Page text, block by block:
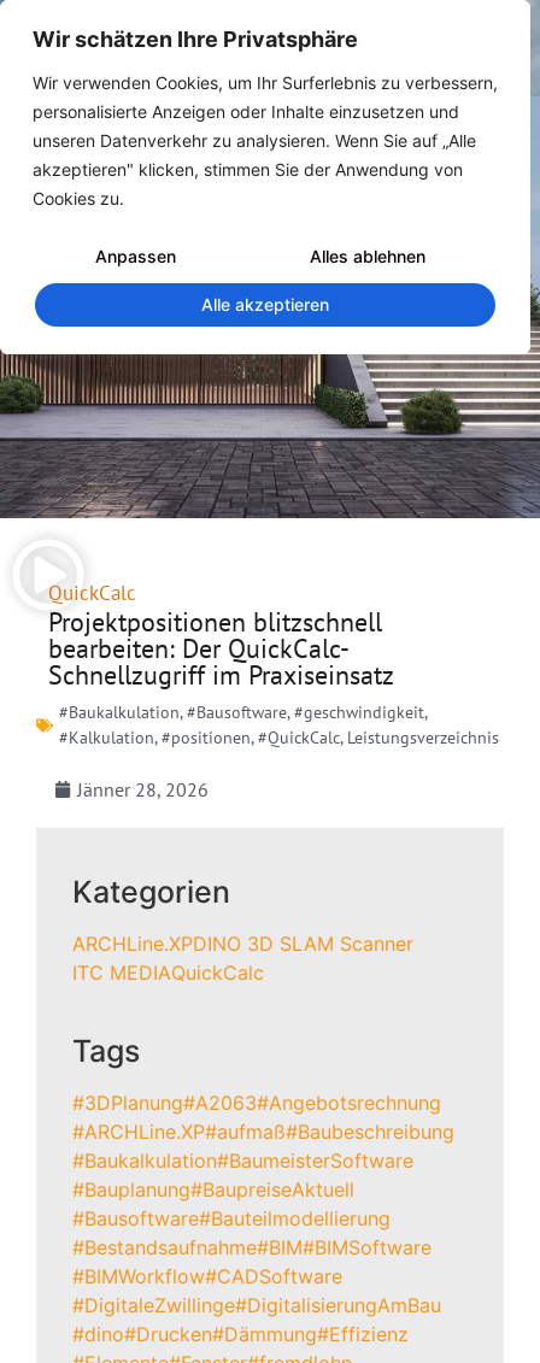
Wir schätzen Ihre Privatsphäre
Wir verwenden Cookies, um Ihr Surferlebnis zu verbessern,
personalisierte Anzeigen oder Inhalte einzusetzen und
unseren Datenverkehr zu analysieren. Wenn Sie auf „Alle
akzeptieren" klicken, stimmen Sie der Anwendung von
Cookies zu.
Anpassen Alles ablehnen
Alle akzeptieren
#positionen
QuickCalc
Projektpositionen blitzschnell
bearbeiten: Der QuickCalc-
Schnellzugriff im Praxiseinsatz
#Baukalkulation,#Bausoftware,#geschwindigkeit,
#Kalkulation,#positionen,#QuickCalc, Leistungsverzeichnis
Jänner 28, 2026
Kategorien
ARCHLine.XPDINO 3D SLAM Scanner
ITC MEDIAQuickCalc
Tags
#3DPlanung#A2063#Angebotsrechnung
#ARCHLine.XP#aufmaß#Baubeschreibung
#Baukalkulation#BaumeisterSoftware
#Bauplanung#BaupreiseAktuell
#Bausoftware#Bauteilmodellierung
#Bestandsaufnahme#BIM#BIMSoftware
#BIMWorkflow#CADSoftware
#DigitaleZwillinge#DigitalisierungAmBau
#dino#Drucken#Dämmung#Effizienz